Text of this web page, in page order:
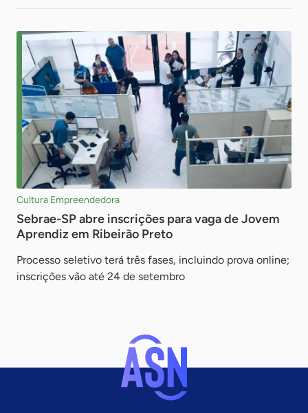
Cultura Empreendedora
Sebrae-SP abre inscrições para vaga de Jovem
Aprendiz em Ribeirão Preto
Processo seletivo terá três fases, incluindo prova online;
inscrições vão até 24 de setembro